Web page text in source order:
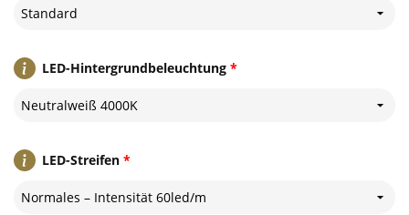
Standard
*
LED-Hintergrundbeleuchtung
Neutralweiß 4000K
*
LED-Streifen
Normales – Intensität 60led/m